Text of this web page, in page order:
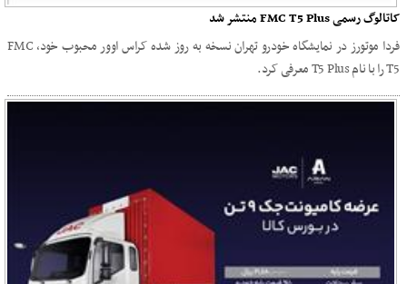
کاتالوگ رسمی FMC T5 Plus منتشر شد
فردا موتورز در نمایشگاه خودرو تهران نسخه به روز شده کراس اوور محبوب خود، FMC
T5 را با نام T5 Plus معرفی کرد.